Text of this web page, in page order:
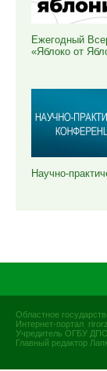
Ежегодный
«Яблоко от
Научно-
Областное
Интернет-портал
Учредитель ОГБУ ДПО
Главный редактор